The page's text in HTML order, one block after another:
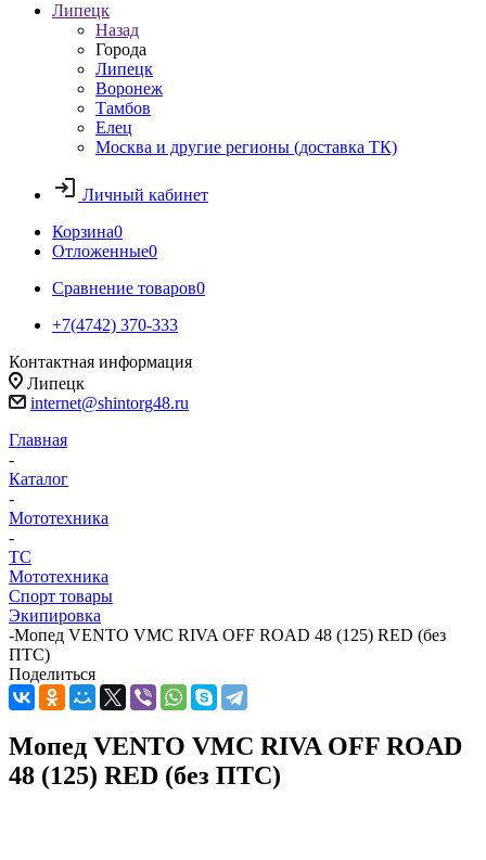
Липецк
Назад
Города
Липецк
Воронеж
Тамбов
Елец
Москва и другие регионы (доставка ТК)
Личный кабинет
Корзина0
Отложенные0
Сравнение товаров0
+7(4742) 370-333
Контактная информация
Липецк
internet@shintorg48.ru
Главная
-
Каталог
-
Мототехника
-
ТС
Мототехника
Спорт товары
Экипировка
-Мопед VENTO VMC RIVA OFF ROAD 48 (125) RED (без
ПТС)
Поделиться
Мопед VENTO VMC RIVA OFF ROAD
48 (125) RED (без ПТС)